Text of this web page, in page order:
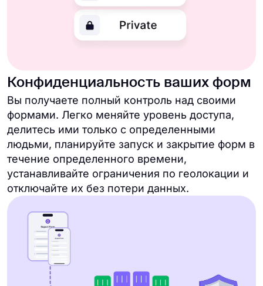
Конфиденциальность ваших форм
Вы получаете полный контроль над своими
формами. Легко меняйте уровень доступа,
делитесь ими только с определенными
людьми, планируйте запуск и закрытие форм в
течение определенного времени,
устанавливайте ограничения по геолокации и
отключайте их без потери данных.